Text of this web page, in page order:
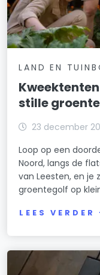
LAND EN
stille
23 december
Loop op een
Noord, langs de
van Leesten, en je
groentegolf op
LEES VERDER